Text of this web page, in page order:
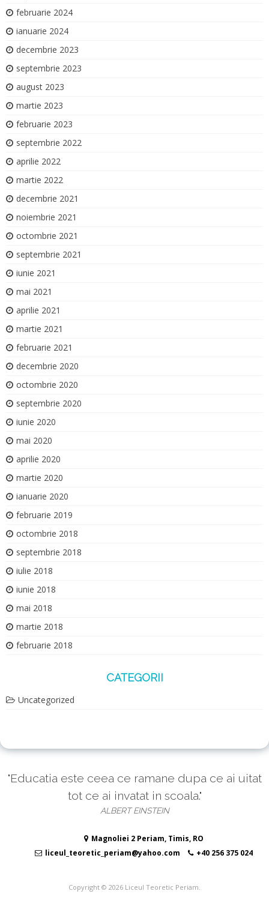
februarie 2024
ianuarie 2024
decembrie 2023
septembrie 2023
august 2023
martie 2023
februarie 2023
septembrie 2022
aprilie 2022
martie 2022
decembrie 2021
noiembrie 2021
octombrie 2021
septembrie 2021
iunie 2021
mai 2021
aprilie 2021
martie 2021
februarie 2021
decembrie 2020
octombrie 2020
septembrie 2020
iunie 2020
mai 2020
aprilie 2020
martie 2020
ianuarie 2020
februarie 2019
octombrie 2018
septembrie 2018
iulie 2018
iunie 2018
mai 2018
martie 2018
februarie 2018
CATEGORII
Uncategorized
"Educatia este ceea ce ramane dupa ce ai uitat
tot ce ai invatat in scoala."
ALBERT EINSTEIN
Magnoliei 2 Periam, Timis, RO
liceul_teoretic_periam@yahoo.com
+40 256 375 024
Copyright © 2026 Liceul Teoretic Periam